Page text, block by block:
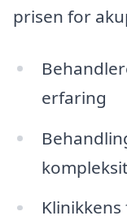
prisen for
erfaring